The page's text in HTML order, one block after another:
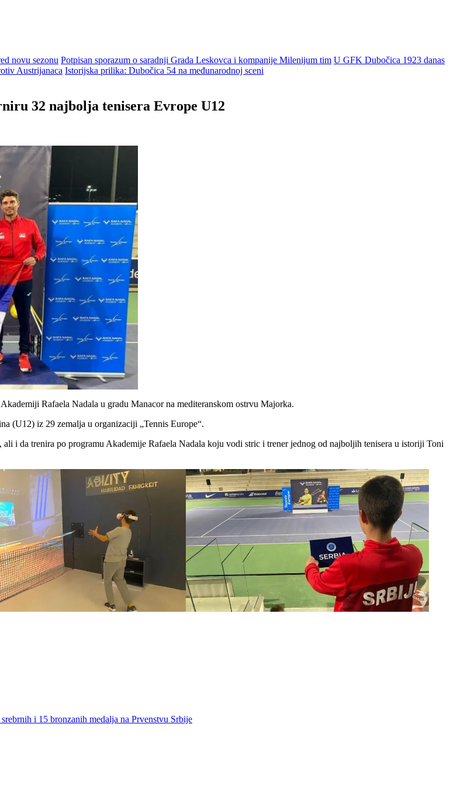
novu sezonu Potpisan sporazum o saradnji Grada Leskovca i kompanije Milenijum tim U GFK Dubočica 1923 danas
Austrijanaca Istorijska prilika: Dubočica 54 na međunarodnoj sceni
32 najbolja tenisera Evrope U12
Rafaela Nadala u gradu Manacor na mediteranskom ostrvu Majorka.
(U12) iz 29 zemalja u organizaciji „Tennis Europe“.
i da trenira po programu Akademije Rafaela Nadala koju vodi stric i trener jednog od najboljih tenisera u istoriji Toni
i 15 bronzanih medalja na Prvenstvu Srbije